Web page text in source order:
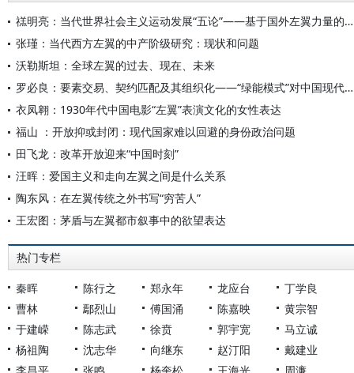
禚明亮：当代世界社会主义运动发展“五论”——基于国外左翼力量的分析
张瑾：当代西方左翼的中产阶级研究：现状和问题
沃勒斯坦：全球左翼的过去、现在、未来
罗必良：要素交易、契约匹配及其组织化——“绿能模式”对中国现代农业发展路径选择的启示
衣凤翱：1930年代中国电影“左翼”表演文化的女性表达
福山 ：开放抑或封闭：现代国家难以回避的身份政治问题
田飞龙：改革开放迎来“中国时刻”
汪晖：爱国主义和走向左翼之间是什么关系
陶东风：在左翼传统之外书写“穷苦人”
王宏图：茅盾与左翼都市叙事中的欲望表达
热门专栏
秦晖 陈行之 郑永年 龙应台
丁学良
曹林
鄢烈山 傅国涌 陈嘉映
黄宗智
于建嵘
陈志武 徐贲 郭宇宽
马立诚
杨祖陶
沈志华 向继东 赵汀阳
戴建业